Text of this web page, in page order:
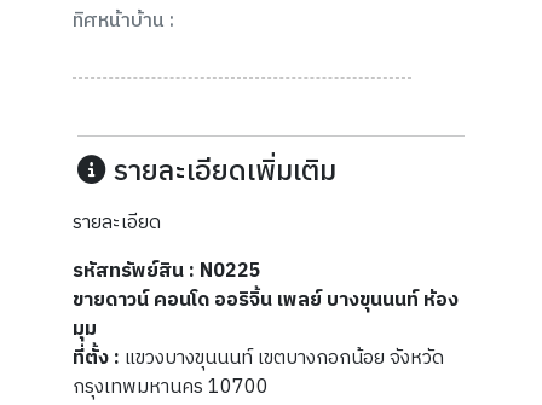
ทิศหน้าบ้าน :
รายละเอียดเพิ่มเติม
รายละเอียด
รหัสทรัพย์สิน : N0225
ขายดาวน์ คอนโด ออริจิ้น เพลย์ บางขุนนนท์ ห้อง
มุม
ที่ตั้ง : แขวงบางขุนนนท์ เขตบางกอกน้อย จังหวัด
กรุงเทพมหานคร 10700